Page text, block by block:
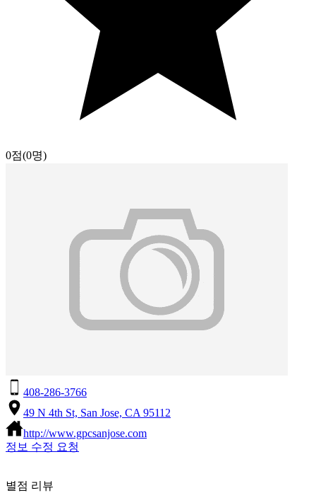
0점(0명)
408-286-3766
49 N 4th St, San Jose, CA 95112
http://www.gpcsanjose.com
정보 수정 요청
별점 리뷰